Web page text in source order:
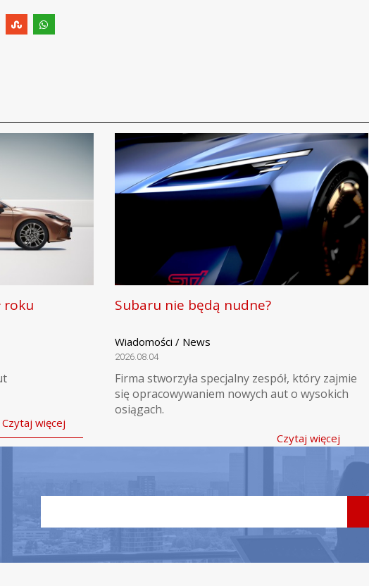
roku
Czytaj więcej
Subaru nie będą nudne?
Wiadomości / News
2026.08.04
Firma stworzyła specjalny zespół, który zajmie
się opracowywaniem nowych aut o wysokich
osiągach.
Czytaj więcej